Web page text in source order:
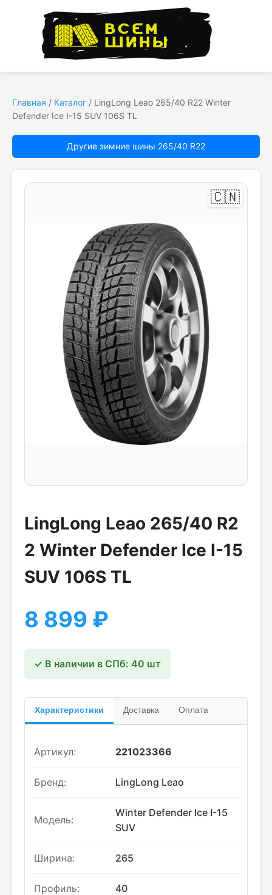
Главная / Каталог / LingLong Leao 265/40 R22 Winter
Defender Ice I-15 SUV 106S TL
Другие зимние шины 265/40 R22
🇨🇳
LingLong Leao 265/40 R2
2 Winter Defender Ice I-15
SUV 106S TL
8 899 ₽
✓ В наличии в СПб: 40 шт
Характеристики Доставка Оплата
Артикул: 221023366
Бренд: LingLong Leao
Модель:
Winter Defender Ice I-15
SUV
Ширина: 265
Профиль: 40